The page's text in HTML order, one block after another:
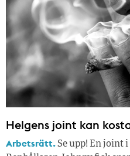
Helgens joint kan
Arbetsrätt.Se upp! En joint